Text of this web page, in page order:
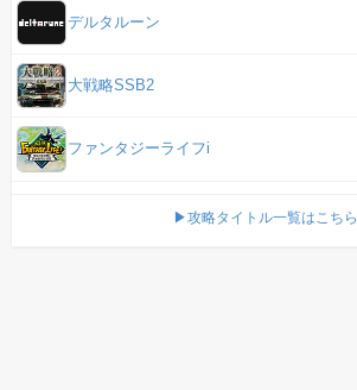
デルタルーン
大戦略SSB2
ファンタジーライフi
▶攻略タイトル一覧はこちら